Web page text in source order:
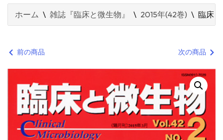
ツ
へホーム \ 雑誌『臨床と微生物』 \ 2015年(42巻) \ 臨床
前の商品 次の商品